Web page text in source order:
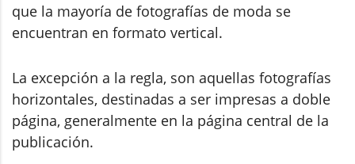
que la mayoría de fotografías de moda se
encuentran en formato vertical.
La excepción a la regla, son aquellas fotografías
horizontales, destinadas a ser impresas a doble
página, generalmente en la página central de la
publicación.